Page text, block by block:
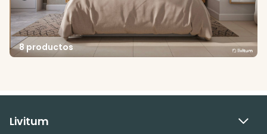
8 productos
Livitum